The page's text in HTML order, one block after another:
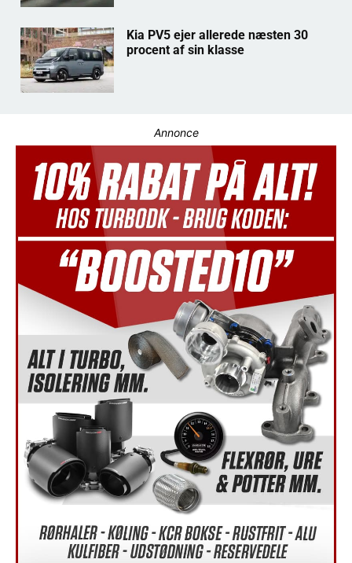
Kia PV5 ejer allerede næsten 30
procent af sin klasse
Annonce